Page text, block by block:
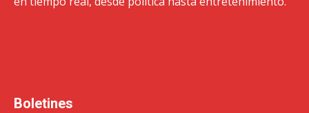
Boletines